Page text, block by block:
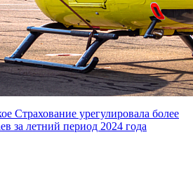
Страхование урегулировала более
за летний период 2024 года